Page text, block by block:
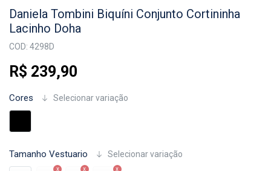
Daniela Tombini Biquíni Conjunto Cortininha
Lacinho Doha
COD: 4298D
R$ 239,90
Cores Selecionar variação
Tamanho Vestuario Selecionar variação